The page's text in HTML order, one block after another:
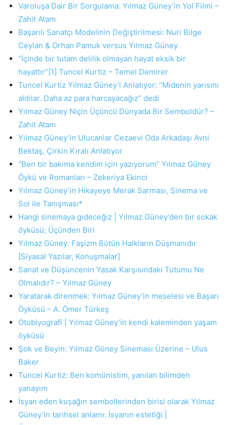
Varoluşa Dair Bir Sorgulama: Yılmaz Güney’in Yol Filmi –
Zahit Atam
Başarılı Sanatçı Modelinin Değiştirilmesi: Nuri Bilge
Ceylan & Orhan Pamuk versus Yılmaz Güney
“İçinde bir tutam delilik olmayan hayat eksik bir
hayattır”[1] Tuncel Kurtiz – Temel Demirer
Tuncel Kurtiz Yılmaz Güney’i Anlatıyor: “Midenin yarısını
aldılar. Daha az para harcayacağız” dedi
Yılmaz Güney Niçin Üçüncü Dünyada Bir Semboldür? –
Zahit Atam
Yılmaz Güney’in Ulucanlar Cezaevi Oda Arkadaşı Avni
Bektaş, Çirkin Kıralı Anlatıyor
“Ben bir bakıma kendim için yazıyorum” Yılmaz Güney
Öykü ve Romanları – Zekeriya Ekinci
Yılmaz Güney’in Hikayeye Merak Sarması, Sinema ve
Sol ile Tanışması*
Hangi sinemaya gideceğiz | Yılmaz Güney’den bir sokak
öyküsü; Üçünden Biri
Yılmaz Güney: Faşizm Bütün Halkların Düşmanıdır
[Siyasal Yazılar, Konuşmalar]
Sanat ve Düşüncenin Yasak Karşısındaki Tutumu Ne
Olmalıdır? – Yılmaz Güney
Yaratarak direnmek: Yılmaz Güney’in meselesi ve Başarı
Öyküsü – A. Ömer Türkeş
Otobiyografi | Yılmaz Güney’in kendi kaleminden yaşam
öyküsü
Şok ve Beyin: Yılmaz Güney Sineması Üzerine – Ulus
Baker
Tuncel Kurtiz: Ben komünistim, yanılan bilimden
yanayım
İsyan eden kuşağın sembollerinden birisi olarak Yılmaz
Güney’in tarihsel anlamı: İsyanın estetiği |